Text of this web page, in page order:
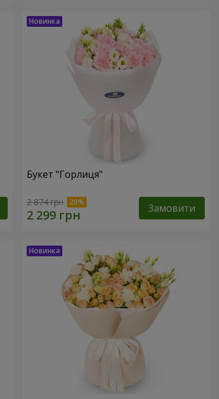
Букет "Горлиця"
2 874 грн Замовити